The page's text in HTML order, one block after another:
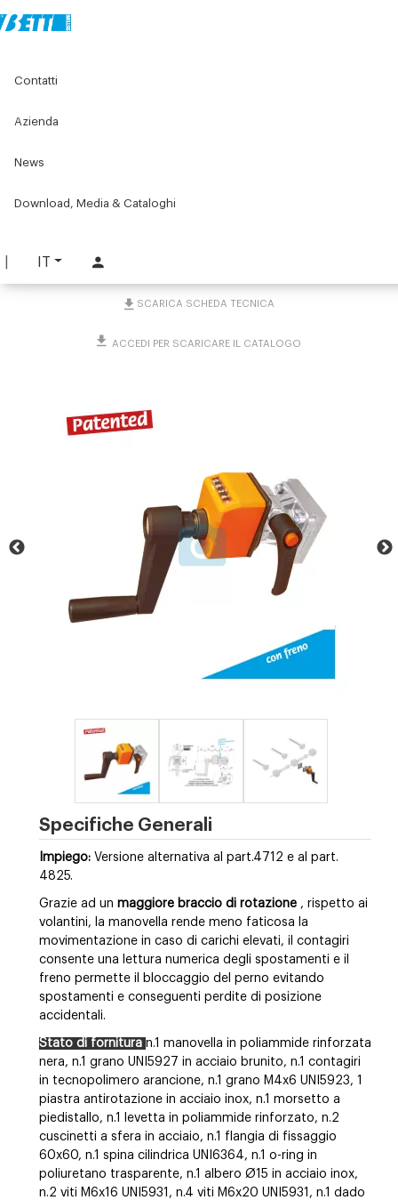
IT
Contatti
Azienda
News
Download, Media & Cataloghi
Martinetti - rinvii angolari - viti e chiocciole
Kit manovella più contagiri per mini-rinvii
per mini-rinvii
SCARICA SCHEDA TECNICA
ACCEDI PER SCARICARE IL CATALOGO
Specifiche Generali
Impiego: Versione alternativa al part.4712 e al part.
4825.
Grazie ad un maggiore braccio di rotazione , rispetto ai
volantini, la manovella rende meno faticosa la
movimentazione in caso di carichi elevati, il contagiri
consente una lettura numerica degli spostamenti e il
freno permette il bloccaggio del perno evitando
spostamenti e conseguenti perdite di posizione
accidentali.
Stato di fornitura n.1 manovella in poliammide rinforzata
nera, n.1 grano UNI5927 in acciaio brunito, n.1 contagiri
in tecnopolimero arancione, n.1 grano M4x6 UNI5923, 1
piastra antirotazione in acciaio inox, n.1 morsetto a
piedistallo, n.1 levetta in poliammide rinforzato, n.2
cuscinetti a sfera in acciaio, n.1 flangia di fissaggio
60x60, n.1 spina cilindrica UNI6364, n.1 o-ring in
poliuretano trasparente, n.1 albero Ø15 in acciaio inox,
n.2 viti M6x16 UNI5931, n.4 viti M6x20 UNI5931, n.1 dado